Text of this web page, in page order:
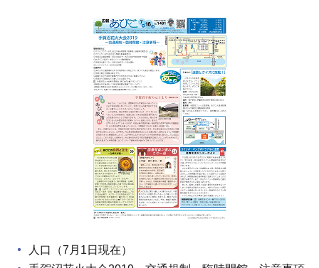
人口（7月1日現在）